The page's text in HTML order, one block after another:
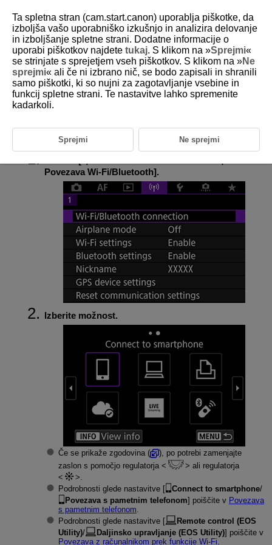
D185-181
Registracija več nastavitev
povezave
povezave.
Povezava Wi-Fi/Bluetooth].
Izberite možnost.
Če se prikaže zgodovina (
), po potrebi zamenjajte
zaslon s pomočjo regulatorja
ali regulatorja
Podrobnosti glede nastavitve [
Connect to smartphone/
Povezava s pametnim telefonom] poiščite v Povezava
s pametnim telefonom
Podrobnosti glede nastavitve [
Remote control (EOS
Utility)/ Daljinsko upravljanje (EOS Utility)] poiščite v
Povezava z računalnikom prek funkcije Wi-Fi
Ta spletna stran (cam.start.canon) uporablja piškotke, da
izboljša vašo uporabniško izkušnjo in analizira delovanje
in izboljšanje spletne strani. Dodatne informacije o
uporabi piškotkov najdete tukaj. S klikom na »Sprejmi«
se strinjate s sprejetjem vseh piškotkov. S klikom na »Ne
sprejmi« ali če ni izbrano nič, se bodo zapisali in shranili
samo piškotki, ki so nujni za zagotavljanje vsebine in
funkcij spletne strani. Te nastavitve lahko spremenite
kadarkoli.
Sprejmi Ne sprejmi